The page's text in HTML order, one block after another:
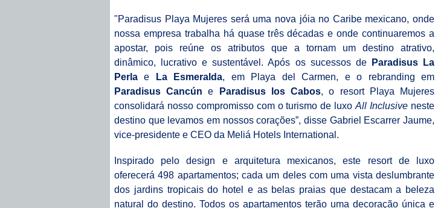
"Paradisus Playa Mujeres será uma nova jóia no Caribe mexicano, onde
nossa empresa trabalha há quase três décadas e onde continuaremos a
apostar, pois reúne os atributos que a tornam um destino atrativo,
dinâmico, lucrativo e sustentável. Após os sucessos de
Paradisus La
Perla e La Esmeralda, em Playa del Carmen, e o rebranding em
Paradisus Cancún e Paradisus los Cabos, o resort Playa Mujeres
consolidará nosso compromisso com o turismo de luxoAll Inclusive neste
destino que levamos em nossos corações”, disse Gabriel Escarrer Jaume,
vice-presidente e CEO da Meliá Hotels International.
Inspirado pelo design e arquitetura mexicanos, este resort de luxo
oferecerá 498 apartamentos; cada um deles com uma vista deslumbrante
dos jardins tropicais do hotel e as belas praias que destacam a beleza
natural do destino. Todos os apartamentos terão uma decoração única e